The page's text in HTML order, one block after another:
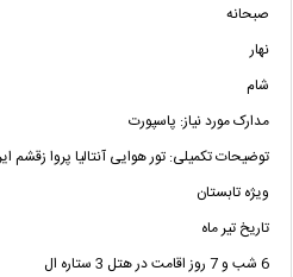
صبحانه
نهار
شام
مدارک مورد نیاز: پاسپورت
توضیحات تکمیلی: تور هوایی آنتالیا پروا زقشم ایر
ویژه تابستان
تاریخ تیر ماه
6 شب و 7 روز اقامت در هتل 3 ستاره ال